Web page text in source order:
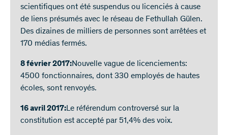
scientifiques ont été suspendus ou licenciés à cause
de liens présumés avec le réseau de Fethullah Gülen.
Des dizaines de milliers de personnes sont arrêtées et
170 médias fermés.
8 février 2017:Nouvelle vague de licenciements:
4500 fonctionnaires, dont 330 employés de hautes
écoles, sont renvoyés.
16 avril 2017:Le référendum controversé sur la
constitution est accepté par 51,4% des voix.